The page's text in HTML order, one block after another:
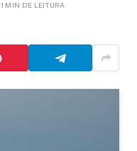
1 MIN DE LEITURA